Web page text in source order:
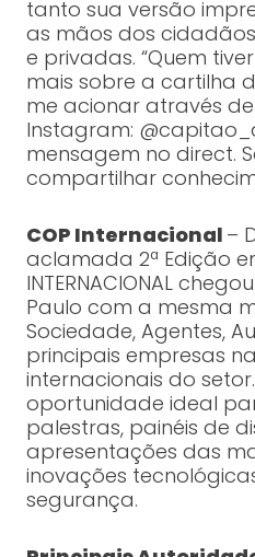
tanto sua versão
as mãos dos
e privadas. “Quem
mais sobre a cartilha
me acionar através
Instagram:
mensagem no direct.
compartilhar
COP Internacional –
aclamada 2ª Edição
INTERNACIONAL
Paulo com a mesma
Sociedade, Agentes,
principais empresas
internacionais do
oportunidade ideal
palestras, painéis de
apresentações das
inovações
segurança.